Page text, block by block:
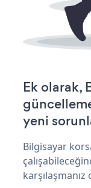
Ek olarak,
yeni
Bilgisayar
karşılaşmanız